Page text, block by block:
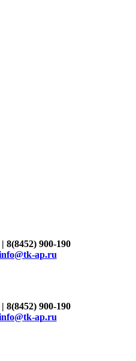
8(8452) 900-190
ap.ru
8(8452) 900-190
ap.ru